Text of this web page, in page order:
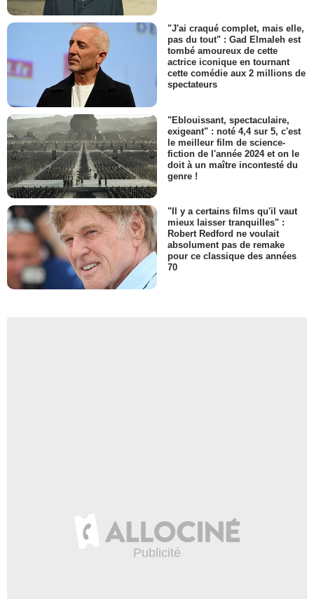
"J'ai craqué complet, mais elle,
pas du tout" : Gad Elmaleh est
tombé amoureux de cette
actrice iconique en tournant
cette comédie aux 2 millions de
spectateurs
"Eblouissant, spectaculaire,
exigeant" : noté 4,4 sur 5, c'est
le meilleur film de science-
fiction de l'année 2024 et on le
doit à un maître incontesté du
genre !
"Il y a certains films qu'il vaut
mieux laisser tranquilles" :
Robert Redford ne voulait
absolument pas de remake
pour ce classique des années
70